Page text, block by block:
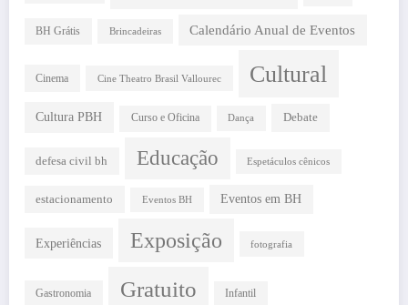
BH Grátis Brincadeiras Calendário Anual de Eventos
Cinema Cine Theatro Brasil Vallourec Cultural
Cultura PBH Curso e Oficina Dança Debate
defesa civil bh Educação Espetáculos cênicos
estacionamento Eventos BH Eventos em BH
Experiências Exposição fotografia
Gastronomia Gratuito Infantil